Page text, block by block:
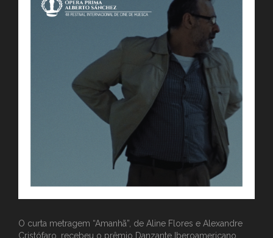
O curta metragem “Amanhã”, de Aline Flores e Alexandre
Cristófaro, recebeu o prêmio Danzante Iberoamericano